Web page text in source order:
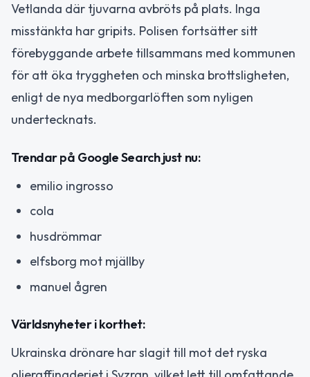
Vetlanda där tjuvarna avbröts på plats. Inga
misstänkta har gripits. Polisen fortsätter sitt
förebyggande arbete tillsammans med kommunen
för att öka tryggheten och minska brottsligheten,
enligt de nya medborgarlöften som nyligen
undertecknats.
Trendar på Google Search just nu:
emilio ingrosso
cola
husdrömmar
elfsborg mot mjällby
manuel ågren
Världsnyheter i korthet:
Ukrainska drönare har slagit till mot det ryska